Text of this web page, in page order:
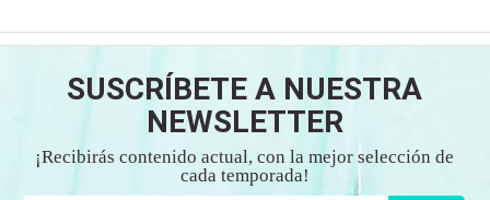
SUSCRÍBETE A NUESTRA
NEWSLETTER
¡Recibirás contenido actual, con la mejor selección de
cada temporada!